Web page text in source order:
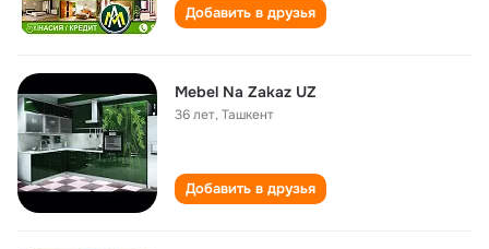
Добавить в друзья
Mebel Na Zakaz UZ
36 лет,Ташкент
Добавить в друзья